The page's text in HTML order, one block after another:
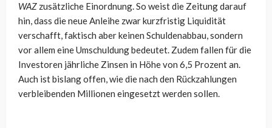
WAZ zusätzliche Einordnung. So weist die Zeitung darauf
hin, dass die neue Anleihe zwar kurzfristig Liquidität
verschafft, faktisch aber keinen Schuldenabbau, sondern
vor allem eine Umschuldung bedeutet. Zudem fallen für die
Investoren jährliche Zinsen in Höhe von 6,5 Prozent an.
Auch ist bislang offen, wie die nach den Rückzahlungen
verbleibenden Millionen eingesetzt werden sollen.